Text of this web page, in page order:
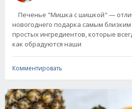
Печенье "Мишка с шишкой" —
новогоднего подарка самым
простых ингредиентов, которые
как обрадуются наши
Комментировать